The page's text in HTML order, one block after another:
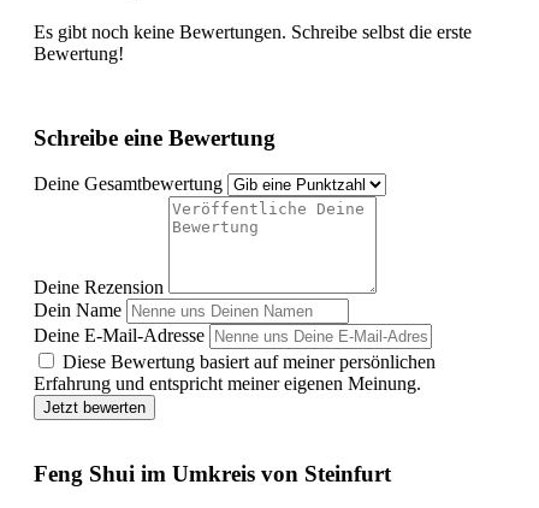
Es gibt noch keine Bewertungen. Schreibe selbst die erste
Bewertung!
Schreibe eine Bewertung
Deine Gesamtbewertung
Deine Rezension
Dein Name
Deine E-Mail-Adresse
Diese Bewertung basiert auf meiner persönlichen
Erfahrung und entspricht meiner eigenen Meinung.
Jetzt bewerten
Feng Shui im Umkreis von Steinfurt